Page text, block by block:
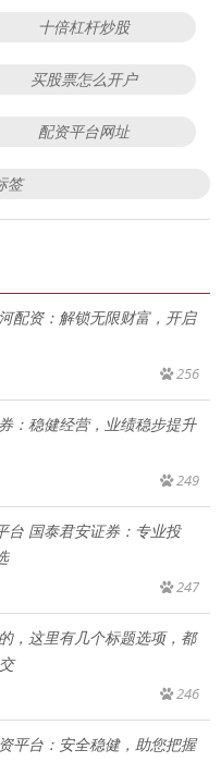
十倍杠杆炒股
买股票怎么开户
配资平台网址
签
配资：解锁无限财富，开启
256
：稳健经营，业绩稳步提升
249
台 国泰君安证券：专业投
247
，这里有几个标题选项，都
246
平台：安全稳健，助您把握